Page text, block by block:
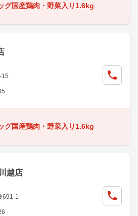
グ国産鶏肉・野菜入り1.6kg
15
グ国産鶏肉・野菜入り1.6kg
越店
691-1